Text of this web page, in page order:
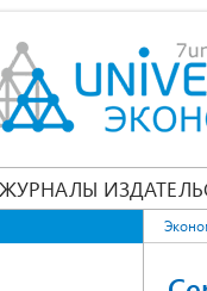
ЖУРНАЛЫ